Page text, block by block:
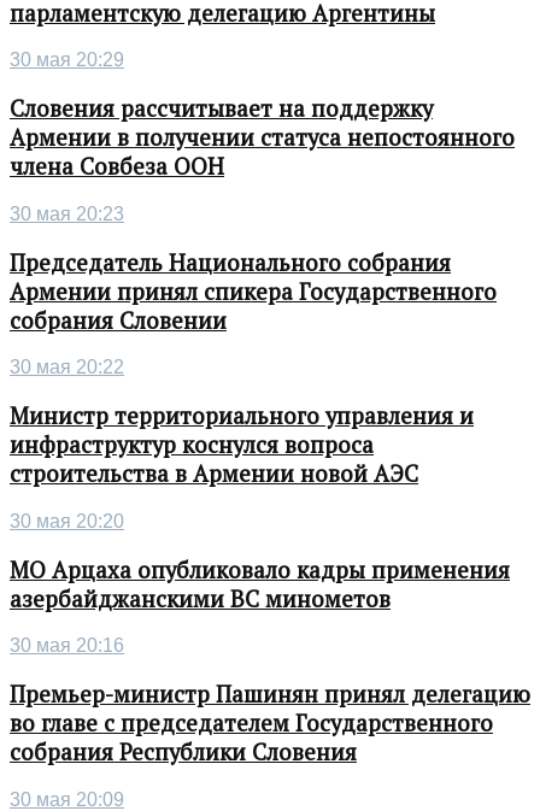
парламентскую делегацию Аргентины
30 мая 20:29
Словения рассчитывает на поддержку
Армении в получении статуса непостоянного
члена Совбеза ООН
30 мая 20:23
Председатель Национального собрания
Армении принял спикера Государственного
собрания Словении
30 мая 20:22
Министр территориального управления и
инфраструктур коснулся вопроса
строительства в Армении новой АЭС
30 мая 20:20
МО Арцаха опубликовало кадры применения
азербайджанскими ВС минометов
30 мая 20:16
Премьер-министр Пашинян принял делегацию
во главе с председателем Государственного
собрания Республики Словения
30 мая 20:09